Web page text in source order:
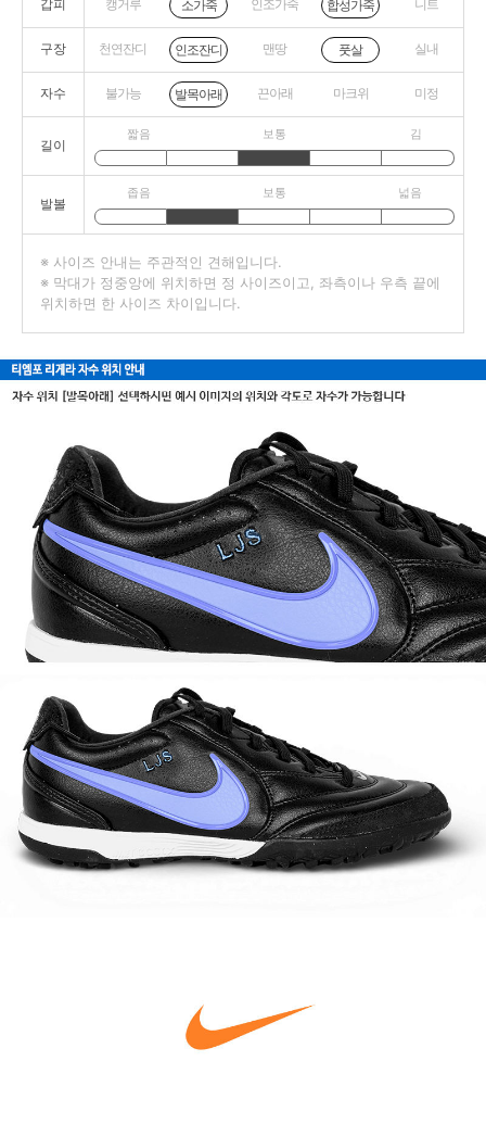
갑피 캥거루 소가죽 인조가죽 합성가죽 니트
구장 천연잔디 인조잔디 맨땅 풋살 실내
자수 불가능 발목아래 끈아래 마크위 미정
길이
짧음 보통 김
발볼
좁음 보통 넓음
※ 사이즈 안내는 주관적인 견해입니다.
※ 막대가 정중앙에 위치하면 정 사이즈이고, 좌측이나 우측 끝에
위치하면 한 사이즈 차이입니다.